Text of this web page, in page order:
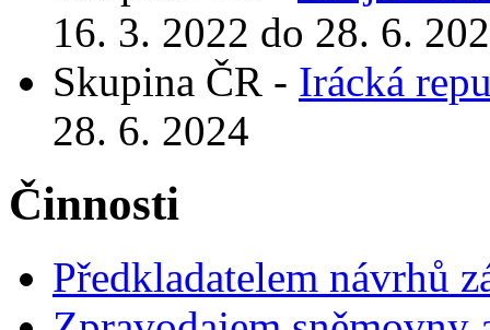
16. 3. 2022 do 28. 6.
Skupina ČR - Irácká
28. 6. 2024
Činnosti
Předkladatelem návrhů